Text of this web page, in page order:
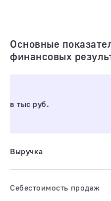
Основные
финансовых
в тыс руб.
Выручка
Себестоимость продаж